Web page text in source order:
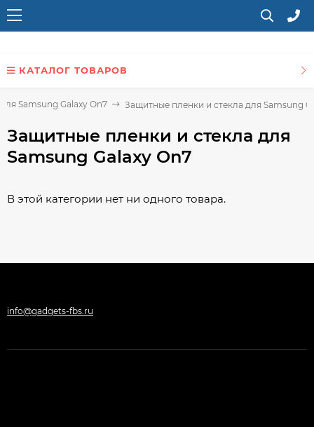
КАТАЛОГ ТОВАРОВ
Samsung Galaxy On7 Защитные пленки и стекла для Samsung
Защитные пленки и стекла для
Samsung Galaxy On7
В этой категории нет ни одного товара.
info@gadgets-fbs.ru